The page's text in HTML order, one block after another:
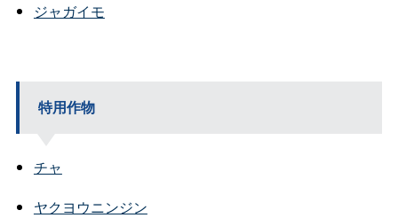
ジャガイモ
特用作物
チャ
ヤクヨウニンジン